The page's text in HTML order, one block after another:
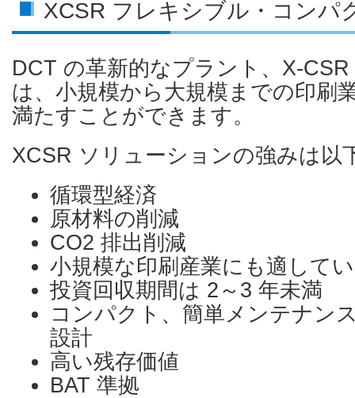
XCSR フレキシブル・コンパ
DCT の革新的なプラント、X-
は、小規模から大規模までの印刷
満たすことができます。
XCSR ソリューションの強みは以
循環型経済
原材料の削減
CO2 排出削減
小規模な印刷産業にも適して
投資回収期間は 2～3 年未満
コンパクト、簡単メンテナン
設計
高い残存価値
BAT 準拠